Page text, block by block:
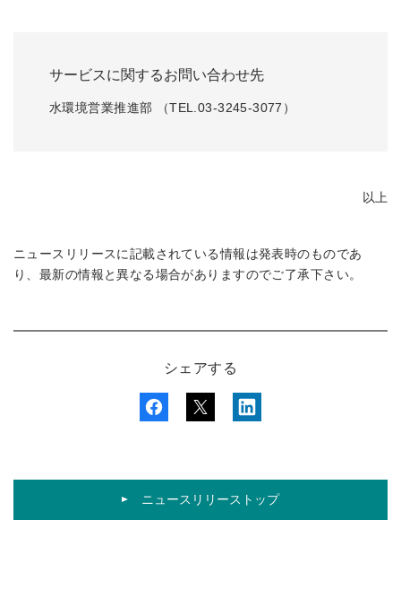
サービスに関するお問い合わせ先
水環境営業推進部 （TEL.03-3245-3077）
以上
ニュースリリースに記載されている情報は発表時のものであ
り、最新の情報と異なる場合がありますのでご了承下さい。
シェアする
ニュースリリーストップ